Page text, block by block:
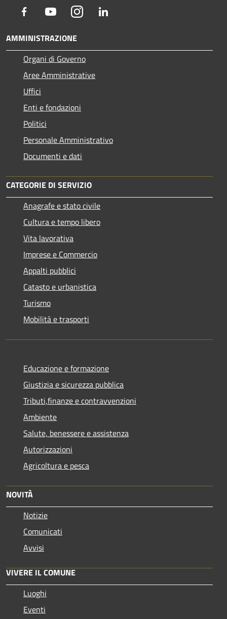
Facebook YoutubeInstagram
AMMINISTRAZIONE
Organi di Governo
Aree Amministrative
Uffici
Enti e fondazioni
Politici
Personale Amministrativo
Documenti e dati
CATEGORIE DI SERVIZIO
Anagrafe e stato civile
Cultura e tempo libero
Vita lavorativa
Imprese e Commercio
Appalti pubblici
Catasto e urbanistica
Turismo
Mobilità e trasporti
Educazione e formazione
Giustizia e sicurezza pubblica
Tributi,finanze e contravvenzioni
Ambiente
Salute, benessere e assistenza
Autorizzazioni
Agricoltura e pesca
NOVITÀ
Notizie
Comunicati
Avvisi
VIVERE IL COMUNE
Luoghi
Eventi